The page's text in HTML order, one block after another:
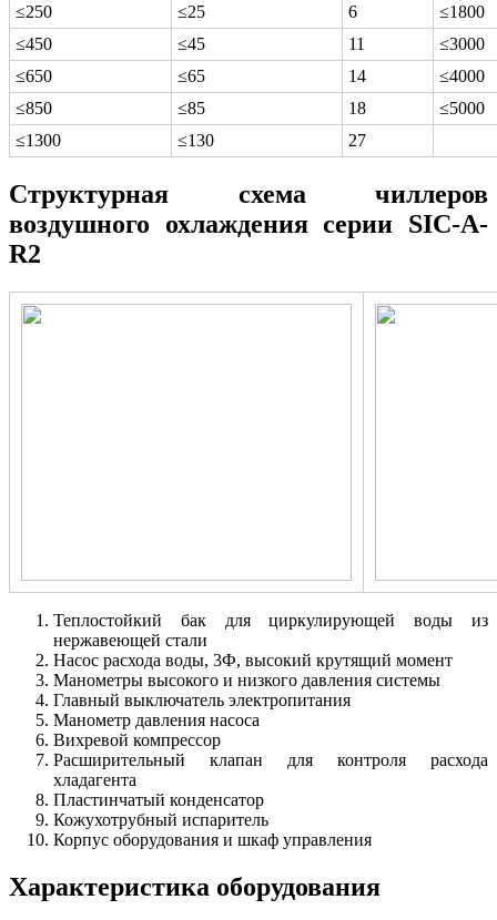
≤250
≤25 6
≤1800
≤450
≤45 11
≤3000
≤650
≤65 14
≤4000
≤850
≤85 18
≤5000
≤1300
≤130 27
Структурная схема чиллеров
воздушного охлаждения серии SIC-A-
R2
Теплостойкий бак для циркулирующей воды из
нержавеющей стали
Насос расхода воды, 3Ф, высокий крутящий момент
Манометры высокого и низкого давления системы
Главный выключатель электропитания
Манометр давления насоса
Вихревой компрессор
Расширительный клапан для контроля расхода
хладагента
Пластинчатый конденсатор
Кожухотрубный испаритель
Корпус оборудования и шкаф управления
Характеристика оборудования